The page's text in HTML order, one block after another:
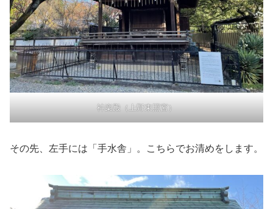
神楽殿（上野東照宮）
その先、左手には「手水舎」。こちらでお清めをします。